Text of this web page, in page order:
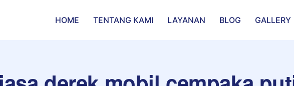
HOME TENTANG KAMI LAYANAN BLOG GALLERY